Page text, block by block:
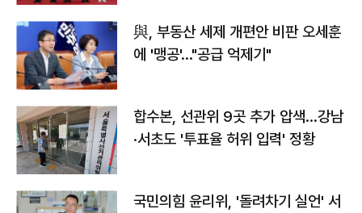
與, 부동산 세제 개편안 비판 오세훈
에 '맹공'…"공급 억제기"
합수본, 선관위 9곳 추가 압색…강남
·서초도 '투표율 허위 입력' 정황
국민의힘 윤리위, '돌려차기 실언' 서